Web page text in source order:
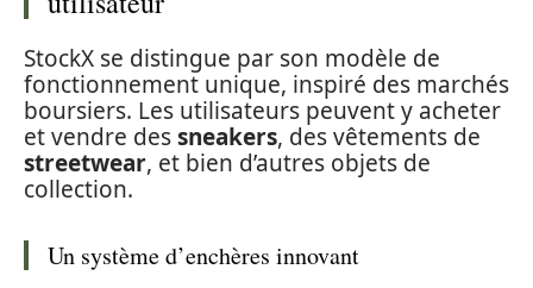
StockX se distingue par son modèle de
fonctionnement unique, inspiré des marchés
boursiers. Les utilisateurs peuvent y acheter
et vendre dessneakers, des vêtements de
streetwear, et bien d’autres objets de
collection.
Un système d’enchères innovant